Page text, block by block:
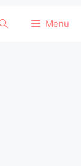
Menu